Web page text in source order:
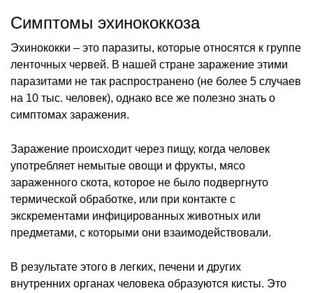
Симптомы эхинококкоза
Эхинококки – это паразиты, которые относятся к группе
ленточных червей. В нашей стране заражение этими
паразитами не так распространено (не более 5 случаев
на 10 тыс. человек), однако все же полезно знать о
симптомах заражения.
Заражение происходит через пищу, когда человек
употребляет немытые овощи и фрукты, мясо
зараженного скота, которое не было подвергнуто
термической обработке, или при контакте с
экскрементами инфицированных животных или
предметами, с которыми они взаимодействовали.
В результате этого в легких, печени и других
внутренних органах человека образуются кисты. Это